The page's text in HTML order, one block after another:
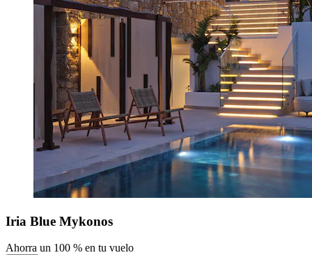
Iria Blue Mykonos
Ahorra un 100 % en tu vuelo